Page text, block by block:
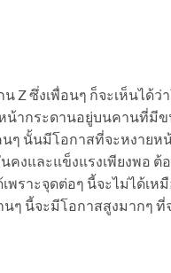
Z ซึ่งเพื่อนๆ ก็จะเห็นได้
น้ากระดานอยู่บนคานที่มี
ๆ นั้นมีโอกาสที่จะหงายห
คงและแข็งแรงเพียงพอ ต้
พราะจุดต่อๆ นี้จะไม่ได้เ
ๆ นี้จะมีโอกาสสูงมากๆ